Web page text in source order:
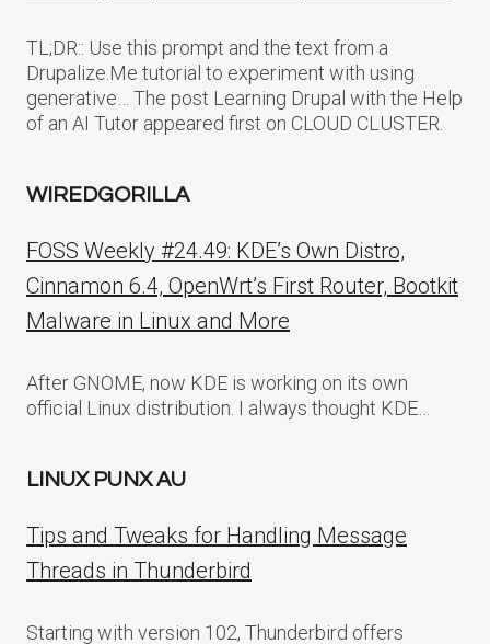
TL;DR:: Use this prompt and the text from a
Drupalize.Me tutorial to experiment with using
generative… The post Learning Drupal with the Help
of an AI Tutor appeared first on CLOUD CLUSTER.
WIREDGORILLA
FOSS Weekly #24.49: KDE’s Own Distro,
Cinnamon 6.4, OpenWrt’s First Router, Bootkit
Malware in Linux and More
After GNOME, now KDE is working on its own
official Linux distribution. I always thought KDE…
LINUX PUNX AU
Tips and Tweaks for Handling Message
Threads in Thunderbird
Starting with version 102, Thunderbird offers